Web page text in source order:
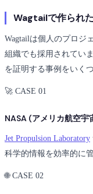
Wagtailで作られ
Wagtailは個人のプロジ
組織でも採用されてい
を証明する事例をいく
🚀 CASE 01
NASA (アメリカ航空宇
Jet Propulsion Laboratory
科学的情報を効率的に
🌐 CASE 02